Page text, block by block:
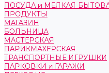
ПОСУДА и МЕЛКАЯ
ПРОДУКТЫ
МАГАЗИН
БОЛЬНИЦА
МАСТЕРСКАЯ
ПАРИКМАХЕРСКАЯ
ТРАНСПОРТНЫЕ ИГРУШКИ
ПАРКОВКИ и ГАРАЖИ